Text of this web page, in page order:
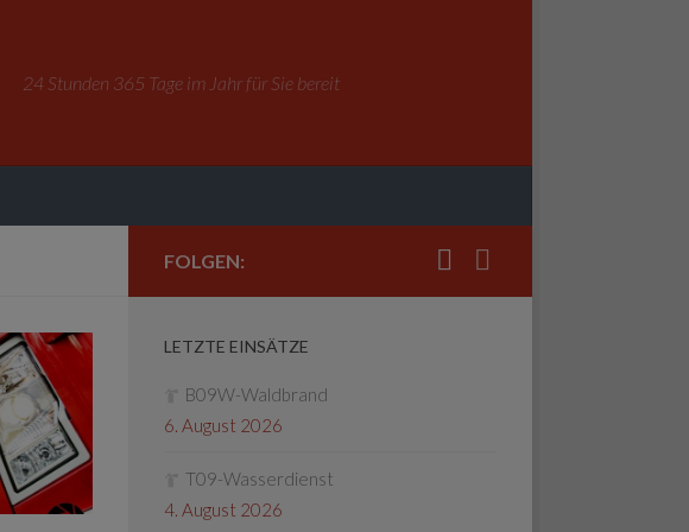
24 Stunden 365 Tage im Jahr für Sie bereit
FOLGEN:
LETZTE EINSÄTZE
B09W-Waldbrand
6. August 2026
T09-Wasserdienst
4. August 2026